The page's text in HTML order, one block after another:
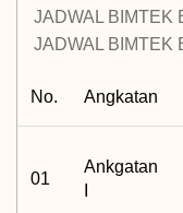
JADWAL BIMTEK
JADWAL BIMTEK
No. Angkatan
01
Ankgatan